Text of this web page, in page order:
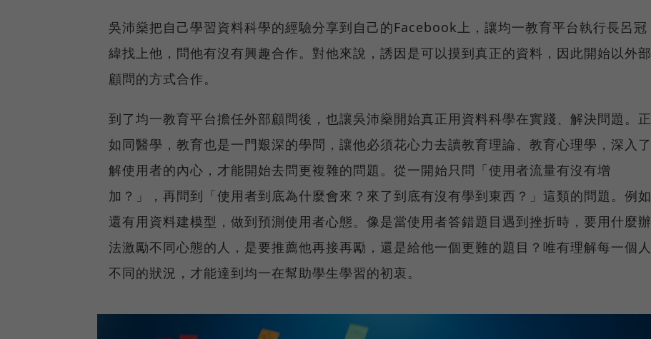
吳沛燊把自己學習資料科學的經驗分享到自己的Facebook上，讓均一教育平台執行長呂冠
緯找上他，問他有沒有興趣合作。對他來說，誘因是可以摸到真正的資料，因此開始以外部
顧問的方式合作。
到了均一教育平台擔任外部顧問後，也讓吳沛燊開始真正用資料科學在實踐、解決問題。正
如同醫學，教育也是一門艱深的學問，讓他必須花心力去讀教育理論、教育心理學，深入了
解使用者的內心，才能開始去問更複雜的問題。從一開始只問「使用者流量有沒有增
加？」，再問到「使用者到底為什麼會來？來了到底有沒有學到東西？」這類的問題。例如
還有用資料建模型，做到預測使用者心態。像是當使用者答錯題目遇到挫折時，要用什麼辦
法激勵不同心態的人，是要推薦他再接再勵，還是給他一個更難的題目？唯有理解每一個人
不同的狀況，才能達到均一在幫助學生學習的初衷。